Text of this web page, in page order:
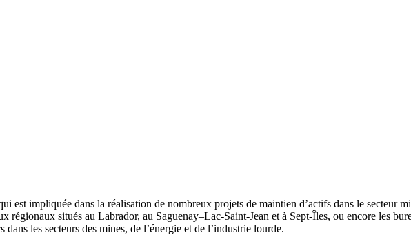
est impliquée dans la réalisation de nombreux projets de maintien d’actifs dans le secteur
régionaux situés au Labrador, au Saguenay–Lac-Saint-Jean et à Sept-Îles, ou encore les
dans les secteurs des mines, de l’énergie et de l’industrie lourde.